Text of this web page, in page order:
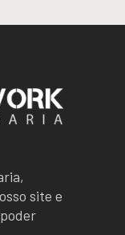
site e